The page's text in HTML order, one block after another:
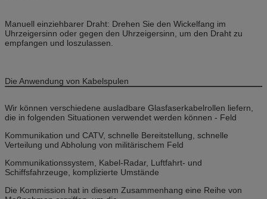
Manuell einziehbarer Draht: Drehen Sie den Wickelfang im
Uhrzeigersinn oder gegen den Uhrzeigersinn, um den Draht zu
empfangen und loszulassen.
Die Anwendung von Kabelspulen
Wir können verschiedene ausladbare Glasfaserkabelrollen liefern,
die in folgenden Situationen verwendet werden können - Feld
Kommunikation und CATV, schnelle Bereitstellung, schnelle
Verteilung und Abholung von militärischem Feld
Kommunikationssystem, Kabel-Radar, Luftfahrt- und
Schiffsfahrzeuge, komplizierte Umstände
Die Kommission hat in diesem Zusammenhang eine Reihe von